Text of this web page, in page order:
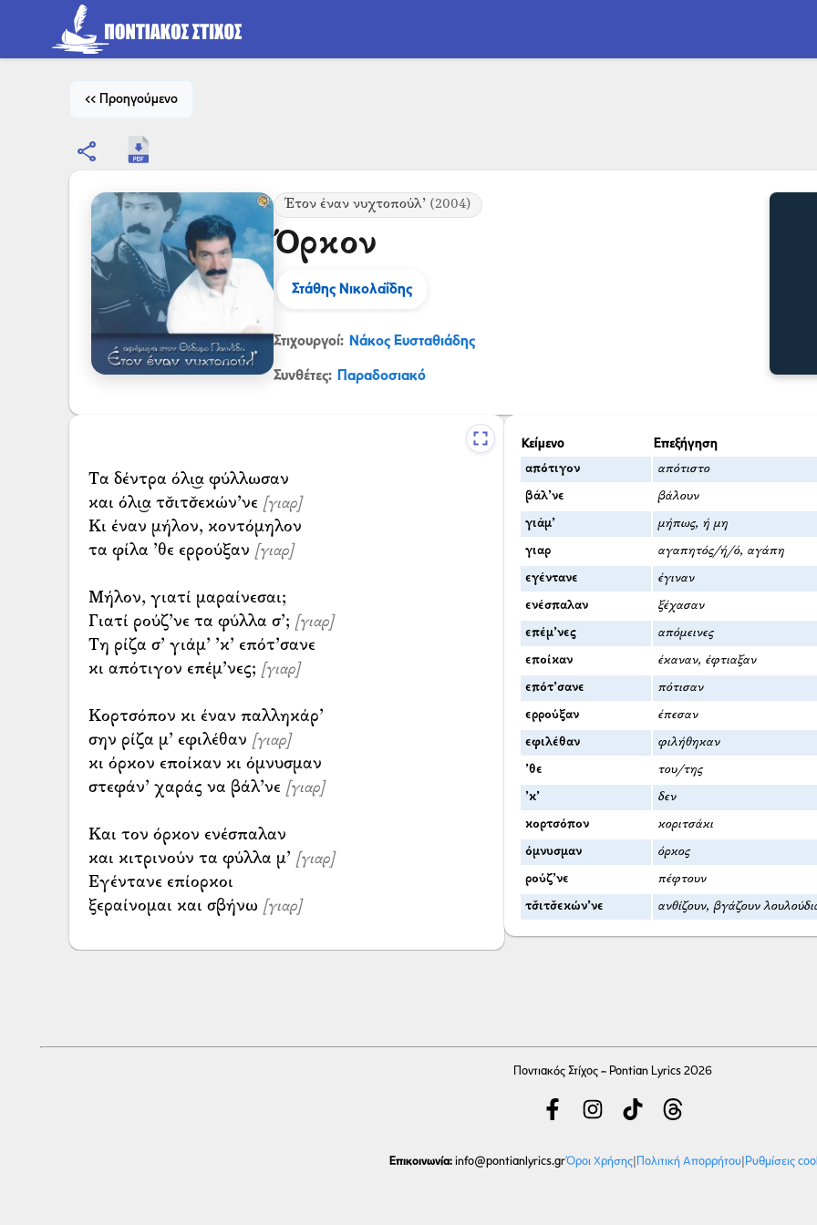
<< Προηγούμενο
share
Έτον έναν νυχτοπούλ’ (2004)
Όρκον
Στάθης Νικολαΐδης
Στιχουργοί: Νάκος Ευσταθιάδης
Συνθέτες: Παραδοσιακό
Τα δέντρα όλι͜α φύλλωσαν
και όλι͜α τσ̌ιτσ̌εκών’νε [γιαρ]
Κι έναν μήλον, κοντόμηλον
τα φίλα ’θε ερρούξαν [γιαρ]
Μήλον, γιατί μαραίνεσαι;
Γιατί ρούζ’νε τα φύλλα σ’; [γιαρ]
Τη ρίζα σ’ γιάμ’ ’κ’ επότ’σανε
κι απότιγον επέμ’νες; [γιαρ]
Κορτσόπον κι έναν παλληκάρ’
σην ρίζα μ’ εφιλέθαν [γιαρ]
κι όρκον εποίκαν κι όμνυσμαν
στεφάν’ χαράς να βάλ’νε [γιαρ]
Και τον όρκον ενέσπαλαν
και κιτρινούν τα φύλλα μ’ [γιαρ]
Εγέντανε επίορκοι
ξεραίνομαι και σβήνω [γιαρ]
Κείμενο Επεξήγηση
απότιγον απότιστο
βάλ’νε βάλουν
γιάμ’ μήπως, ή μη
γιαρ αγαπητός/ή/ό, αγάπη
εγέντανε έγιναν
ενέσπαλαν ξέχασαν
επέμ’νες απόμεινες
εποίκαν έκαναν, έφτιαξαν
επότ’σανε πότισαν
ερρούξαν έπεσαν
εφιλέθαν φιλήθηκαν
’θε του/της
’κ’ δεν
κορτσόπον κοριτσάκι
όμνυσμαν όρκος
ρούζ’νε πέφτουν
τσ̌ιτσ̌εκών’νε ανθίζουν, βγάζουν
Ποντιακός Στίχος - Pontian Lyrics 2026
Επικοινωνία: info@pontianlyrics.grΌροι Χρήσης| Πολιτική Απορρήτου| Ρυθμίσεις